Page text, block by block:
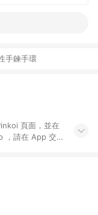
手鍊手環
頁面，並在
，請在 App 交
惠，P coins，
請更新至